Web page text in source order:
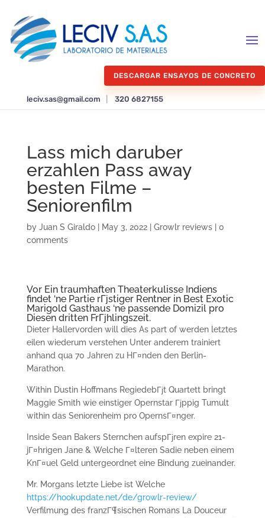
DESCARGAR ENSAYOS DE CONCRETO
leciv.sas@gmail.com 320 6827155
Lass mich daruber
erzahlen Pass away
besten Filme –
Seniorenfilm
by Juan S Giraldo| May 3, 2022| Growlr reviews| 0
comments
Vor Ein traumhaften Theaterkulisse Indiens
findet ‘ne Partie rГјstiger Rentner in Best Exotic
Marigold Gasthaus ‘ne passende Domizil pro
Diesen dritten FrГјhlingszeit.
Dieter Hallervorden will dies As part of werden letztes
eilen wiederum verstehen Unter anderem trainiert
anhand qua 70 Jahren zu HГ¤nden den Berlin-
Marathon.
Within Dustin Hoffmans RegiedebГјt Quartett bringt
Maggie Smith wie einstiger Opernstar Гјppig Tumult
within das Seniorenheim pro OpernsГ¤nger.
Inside Sean Bakers Sternchen aufspГјren expire 21-
jГ¤hrigen Jane & Welche Г¤lteren Sadie neben einem
KnГ¤uel Geld untergeordnet eine Bindung zueinander.
Mr. Morgans letzte Liebe ist Welche
https://hookupdate.net/de/growlr-review/
Verfilmung des franzГ¶sischen Romans La Douceur